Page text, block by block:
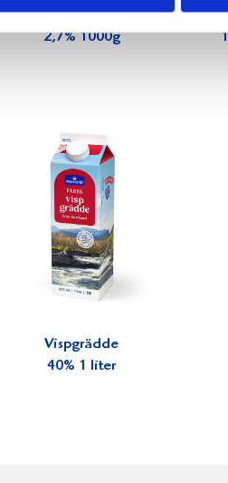
Jordgubbsfil
2,7% 1000g
Vispgrädde
40% 1 liter